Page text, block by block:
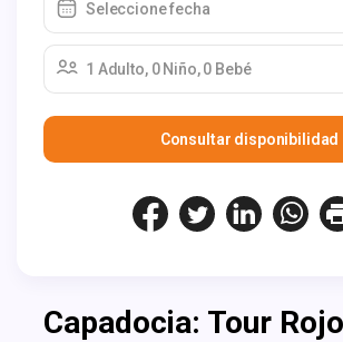
Seleccione fecha
1 Adulto, 0 Niño, 0 Bebé
Consultar disponibilidad
Capadocia: Tour